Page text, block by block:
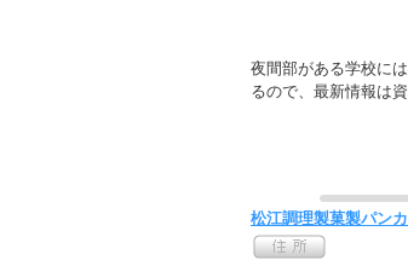
夜間部がある学校には
るので、最新情報は
松江調理製菓製パン